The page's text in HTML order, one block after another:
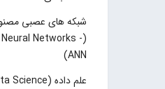
شبکه های عصبی
Networks -
ANN)
علم داده (Data Science)